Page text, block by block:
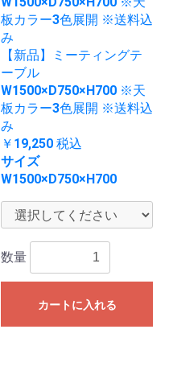
【新品】ミーティングテ
ーブル
W1500×D750×H700 ※天
板カラー3色展開 ※送料込
み
￥19,250 税込
サイズ
W1500×D750×H700
数量
カートに入れる